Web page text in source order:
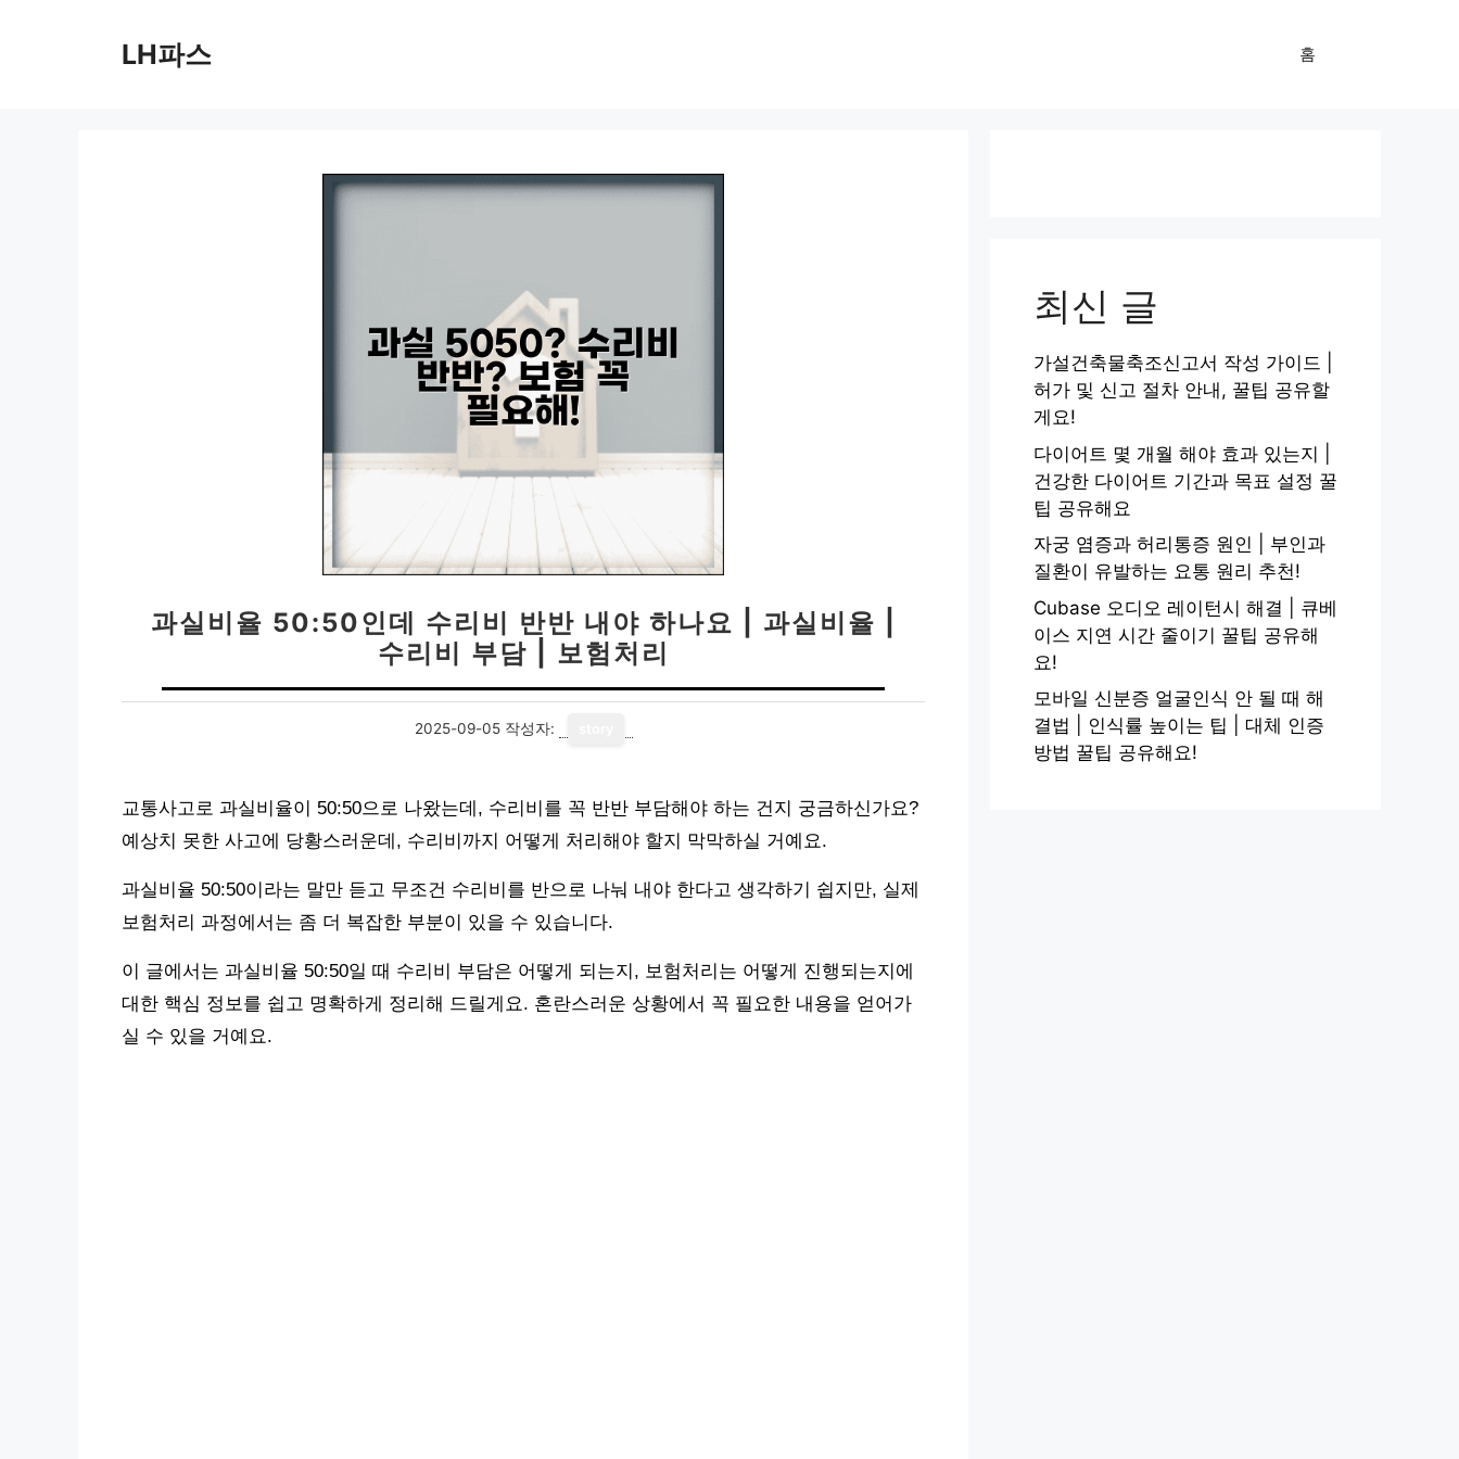
LH파스 홈
과실비율 50:50인데 수리비 반반 내야 하나요 | 과실비율 |
수리비 부담 | 보험처리
2025-09-05 작성자:
교통사고로 과실비율이 50:50으로 나왔는데, 수리비를 꼭 반반 부담해야 하는 건지 궁금하신가요?
예상치 못한 사고에 당황스러운데, 수리비까지 어떻게 처리해야 할지 막막하실 거예요.
과실비율 50:50이라는 말만 듣고 무조건 수리비를 반으로 나눠 내야 한다고 생각하기 쉽지만, 실제
보험처리 과정에서는 좀 더 복잡한 부분이 있을 수 있습니다.
이 글에서는 과실비율 50:50일 때 수리비 부담은 어떻게 되는지, 보험처리는 어떻게 진행되는지에
대한 핵심 정보를 쉽고 명확하게 정리해 드릴게요. 혼란스러운 상황에서 꼭 필요한 내용을 얻어가
실 수 있을 거예요.
최신 글
가설건축물축조신고서 작성 가이드 |
허가 및 신고 절차 안내, 꿀팁 공유할
게요!
다이어트 몇 개월 해야 효과 있는지 |
건강한 다이어트 기간과 목표 설정 꿀
팁 공유해요
자궁 염증과 허리통증 원인 | 부인과
질환이 유발하는 요통 원리 추천!
Cubase 오디오 레이턴시 해결 | 큐베
이스 지연 시간 줄이기 꿀팁 공유해
요!
모바일 신분증 얼굴인식 안 될 때 해
결법 | 인식률 높이는 팁 | 대체 인증
방법 꿀팁 공유해요!